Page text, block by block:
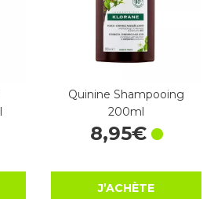
Quinine Shampooing
200ml
8,95€
J’ACHÈTE